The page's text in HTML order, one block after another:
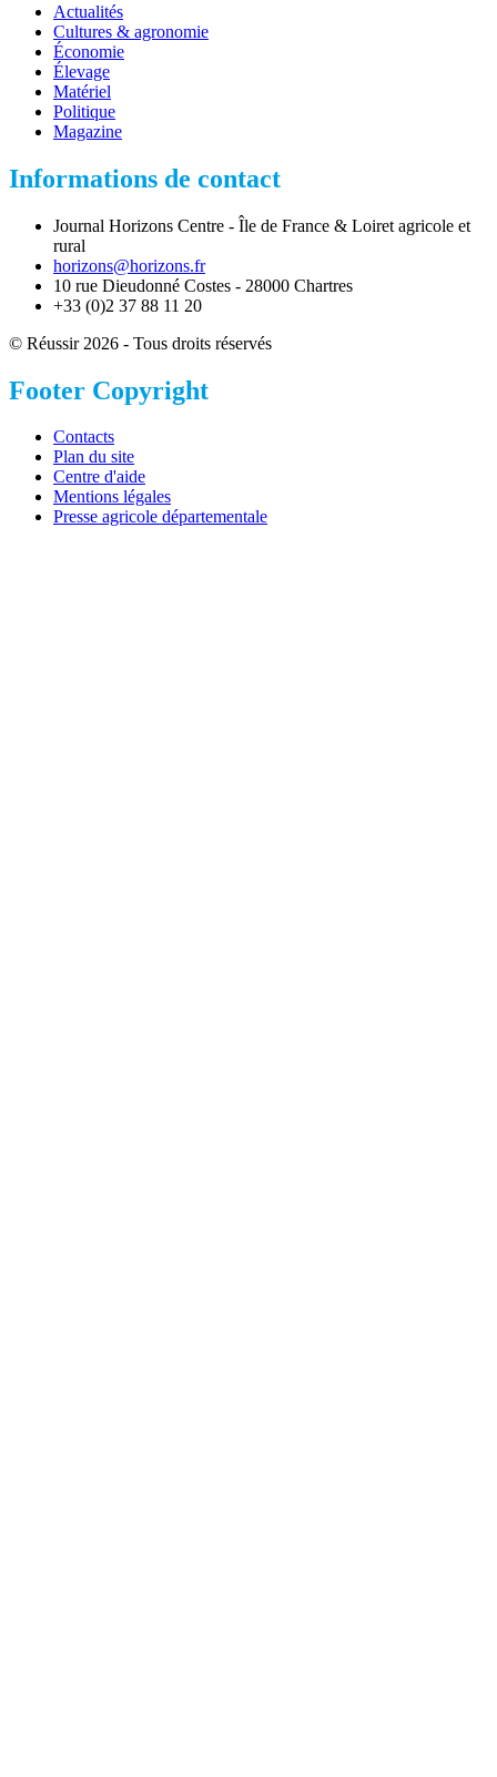
Actualités
Cultures & agronomie
Économie
Élevage
Matériel
Politique
Magazine
Informations de contact
Journal Horizons Centre - Île de France & Loiret agricole et
rural
horizons@horizons.fr
10 rue Dieudonné Costes - 28000 Chartres
+33 (0)2 37 88 11 20
© Réussir 2026 - Tous droits réservés
Footer Copyright
Contacts
Plan du site
Centre d'aide
Mentions légales
Presse agricole départementale